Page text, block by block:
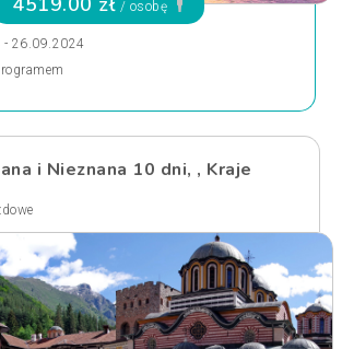
/ osobę
26.09.2024
i Nieznana 10 dni, , Kraje